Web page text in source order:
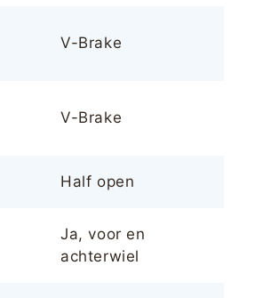
V-Brake
V-Brake
Half open
Ja, voor en
achterwiel